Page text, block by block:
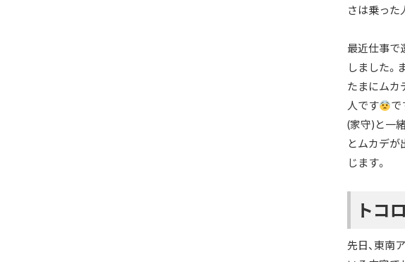
さは乗った
最近仕事で
しました。
たまにムカ
人です
で
(家守)と一
とムカデ
じます。
トコ
先日、東南